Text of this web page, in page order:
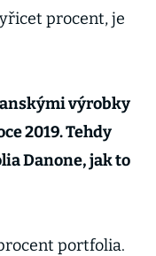
procent, je
výrobky
2019. Tehdy
Danone, jak to
portfolia.